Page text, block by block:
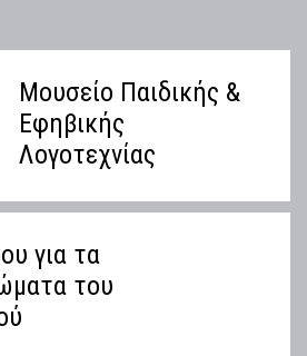
Μουσείο Παιδικής &
Εφηβικής
Λογοτεχνίας
για τα
του